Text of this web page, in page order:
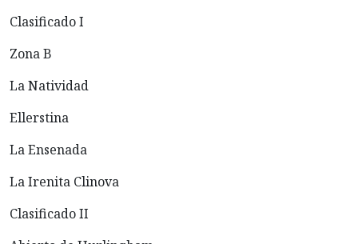
Clasificado I
Zona B
La Natividad
Ellerstina
La Ensenada
La Irenita Clinova
Clasificado II